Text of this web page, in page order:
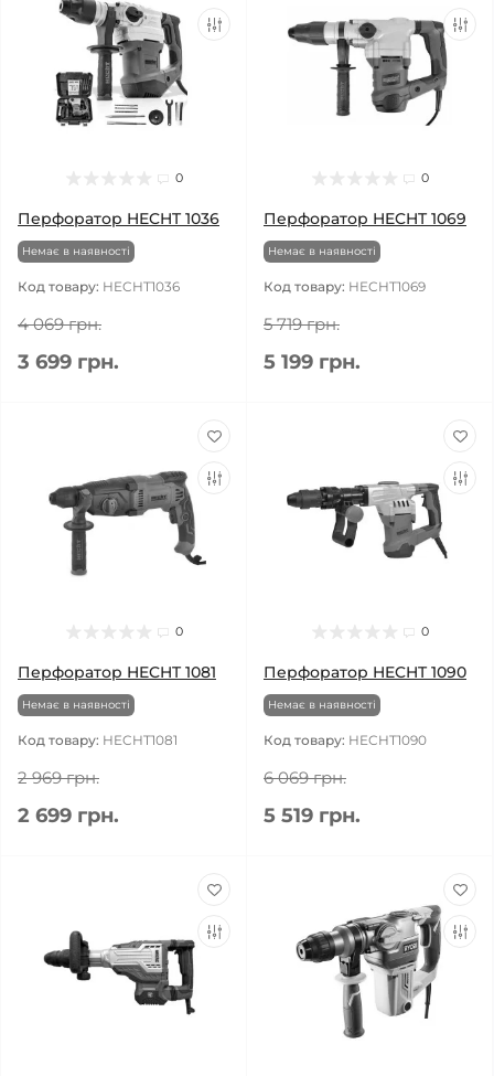
0
Перфоратор HECHT 1036
Немає в наявності
Код товару: HECHT1036
4 069 грн.
3 699 грн.
0
Перфоратор HECHT 1069
Немає в наявності
Код товару: HECHT1069
5 719 грн.
5 199 грн.
0
Перфоратор HECHT 1081
Немає в наявності
Код товару: HECHT1081
2 969 грн.
2 699 грн.
0
Перфоратор HECHT 1090
Немає в наявності
Код товару: HECHT1090
6 069 грн.
5 519 грн.